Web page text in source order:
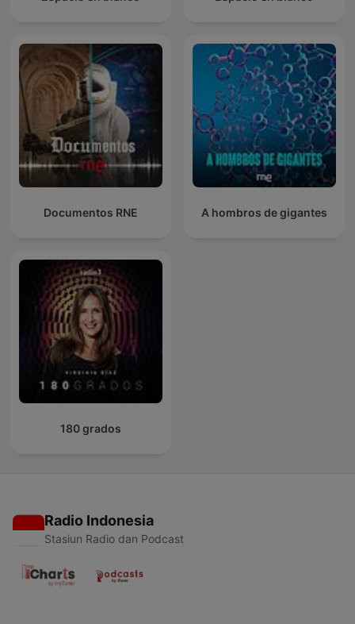
Documentos RNE A hombros de gigantes
180 grados
Radio Indonesia
Stasiun Radio dan Podcast